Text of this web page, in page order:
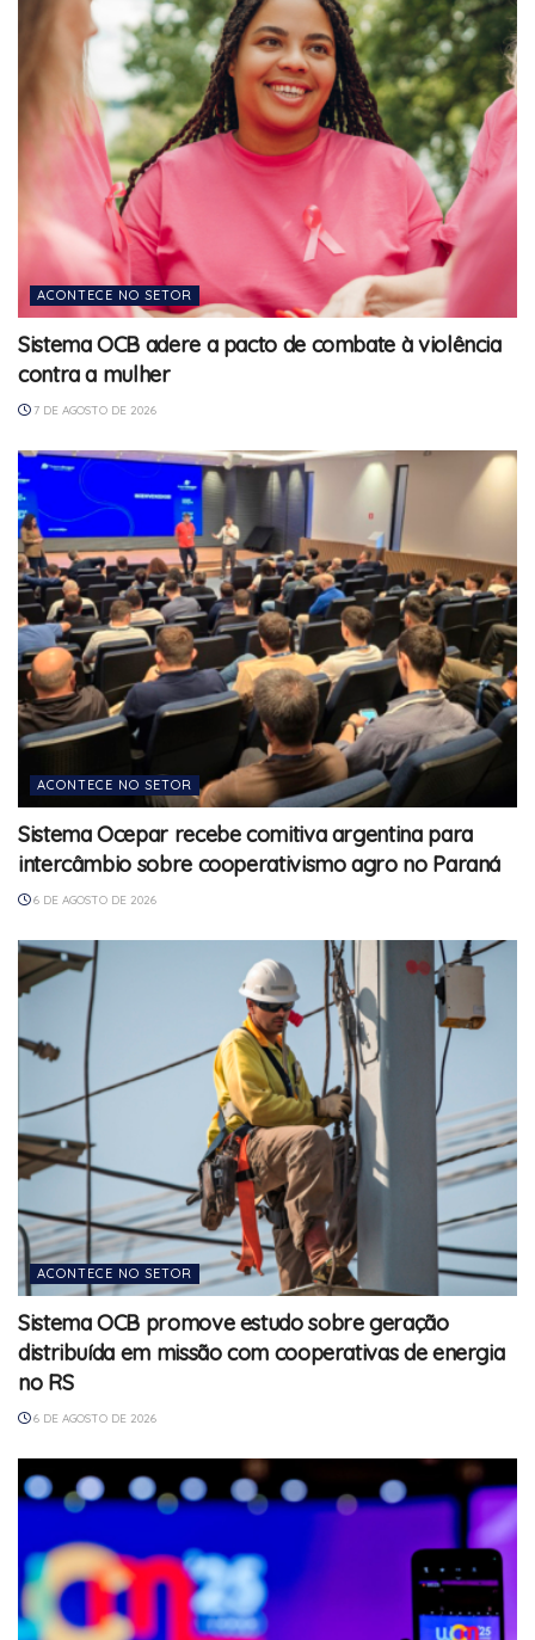
ACONTECE NO SETOR
Sistema OCB adere a pacto de combate à violência
contra a mulher
7 DE AGOSTO DE 2026
ACONTECE NO SETOR
Sistema Ocepar recebe comitiva argentina para
intercâmbio sobre cooperativismo agro no Paraná
6 DE AGOSTO DE 2026
ACONTECE NO SETOR
Sistema OCB promove estudo sobre geração
distribuída em missão com cooperativas de energia
no RS
6 DE AGOSTO DE 2026